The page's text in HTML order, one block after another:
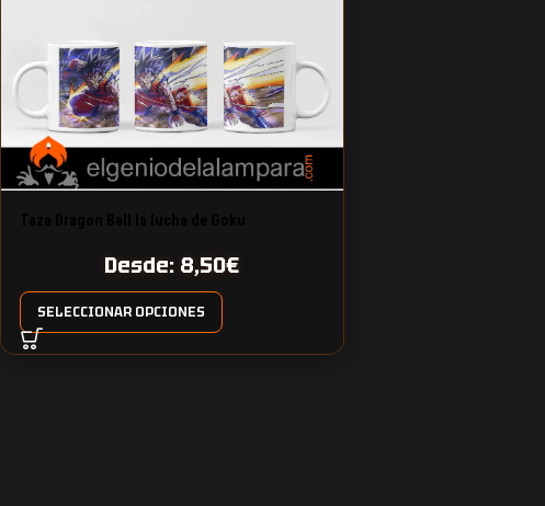
Desde: 8,50€
SELECCIONAR OPCIONES